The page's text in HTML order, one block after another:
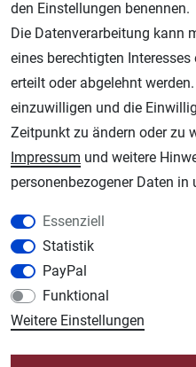
AGB Widerrufsrecht
Unsere weiteren Shops:
Schmincke-City.de
Schmincke Künstlerfarben das
Plotter-City.com
Schneideplotter, Transferpressen,
Modellbau-City.com
Military + Tabletop Plastikmodelle und
Spiel.
Im-Shop-kaufen.de
Küchen Zubehör - Haus/Garten -
den Einstellungen benennen.
Die Datenverarbeitung kann
eines berechtigten
erteilt oder abgelehnt
einzuwilligen und die
Zeitpunkt zu ändern oder zu
Impressum und weitere
personenbezogener Daten in
Essenziell
Statistik
PayPal
Funktional
Weitere Einstellungen